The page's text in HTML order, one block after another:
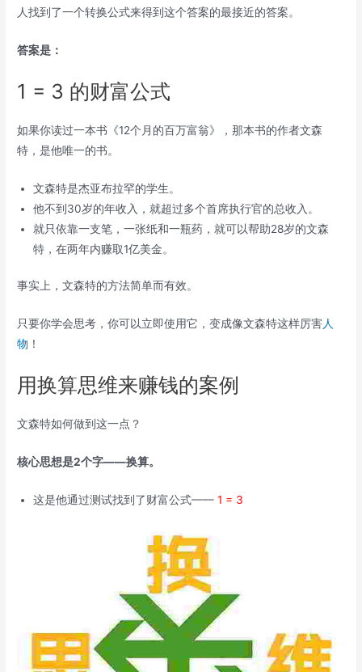
人找到了一个转换公式来得到这个答案的最接近的答案。
答案是：
1 = 3 的财富公式
如果你读过一本书《12个月的百万富翁》，那本书的作者文森
特，是他唯一的书。
文森特是杰亚布拉罕的学生。
他不到30岁的年收入，就超过多个首席执行官的总收入。
就只依靠一支笔，一张纸和一瓶药，就可以帮助28岁的文森
特，在两年内赚取1亿美金。
事实上，文森特的方法简单而有效。
只要你学会思考，你可以立即使用它，变成像文森特这样厉害人
物 ！
用换算思维来赚钱的案例
文森特如何做到这一点？
核心思想是2个字——换算。
这是他通过测试找到了财富公式——1 = 3